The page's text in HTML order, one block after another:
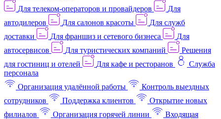
Для телеком-операторов и провайдеров
Для
автодилеров
Для салонов красоты
Для служб
доставки
Для франшиз и сетевого бизнеса
Для
автосервисов
Для туристических компаний
Решения
для гостиниц и отелей
Для кафе и ресторанов
Служба
персонала
Организация удалённой работы
Контроль выездных
сотрудников
Поддержка клиентов
Открытие новых
филиалов
Организация горячей линии
Входящая